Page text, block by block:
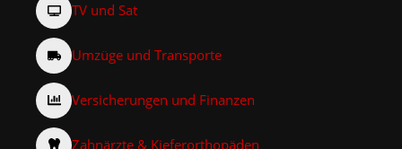
TV und Sat
Umzüge und Transporte
Versicherungen und Finanzen
Zahnärzte & Kieferorthopäden